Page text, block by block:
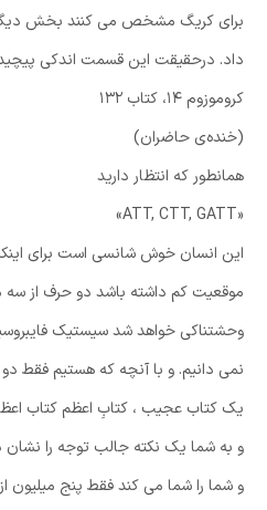
برای کریگ مشخص می کنند بخش
داد. درحقیقت این قسمت اندکی
کروموزوم ۱۴، کتاب ۱۳۲
(خنده‌ی حاضران)
همانطور که انتظار دارید
«ATT, CTT, GATT»
این انسان خوش شانسی است برای
موقعیت کم داشته باشد دو حرف از سه
وحشتناکی خواهد شد سیستیک
نمی دانیم. و با آنچه که هستیم فقط
یک کتاب عجیب ، کتابِ اعظم کتاب
و به شما یک نکته جالب توجه را نشان
و شما را شما می کند فقط پنج میلیون